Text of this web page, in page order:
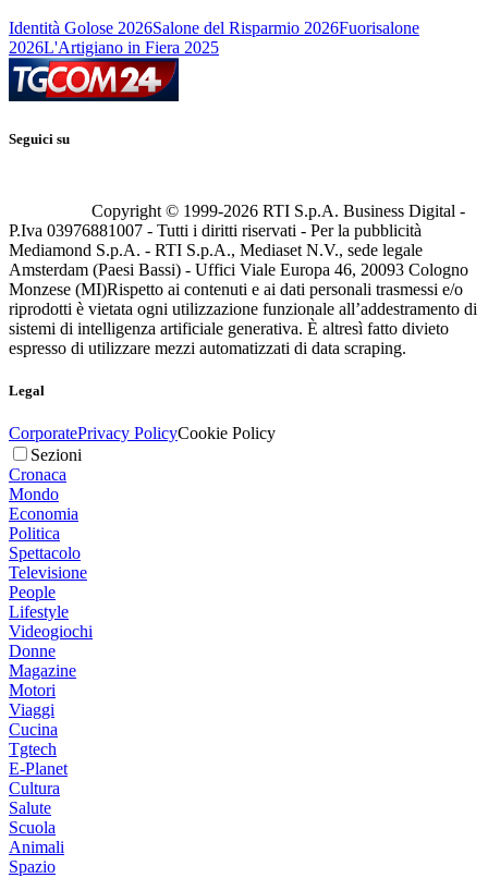
Identità Golose 2026Salone del Risparmio 2026Fuorisalone
2026L'Artigiano in Fiera 2025
Seguici su
Copyright © 1999-2026 RTI S.p.A. Business Digital -
P.Iva 03976881007 - Tutti i diritti riservati - Per la pubblicità
Mediamond S.p.A. - RTI S.p.A., Mediaset N.V., sede legale
Amsterdam (Paesi Bassi) - Uffici Viale Europa 46, 20093 Cologno
Monzese (MI)Rispetto ai contenuti e ai dati personali trasmessi e/o
riprodotti è vietata ogni utilizzazione funzionale all’addestramento di
sistemi di intelligenza artificiale generativa. È altresì fatto divieto
espresso di utilizzare mezzi automatizzati di data scraping.
Legal
CorporatePrivacy PolicyCookie Policy
Sezioni
Cronaca
Mondo
Economia
Politica
Spettacolo
Televisione
People
Lifestyle
Videogiochi
Donne
Magazine
Motori
Viaggi
Cucina
Tgtech
E-Planet
Cultura
Salute
Scuola
Animali
Spazio